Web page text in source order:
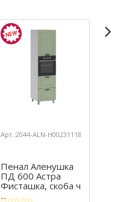
Арт.:2044-ALN-Н00231118
Пенал Аленушка
ПД 600 Астра
Фисташка, скоба ч
...